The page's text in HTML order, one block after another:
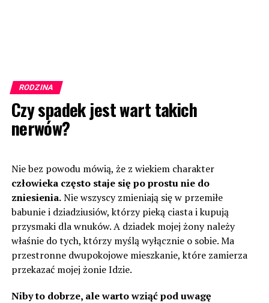
RODZINA
Czy spadek jest wart takich
nerwów?
Nie bez powodu mówią, że z wiekiem charakter
człowieka często staje się po prostu nie do
zniesienia.Nie wszyscy zmieniają się w przemiłe
babunie i dziadziusiów, którzy pieką ciasta i kupują
przysmaki dla wnuków. A dziadek mojej żony należy
właśnie do tych, którzy myślą wyłącznie o sobie. Ma
przestronne dwupokojowe mieszkanie, które zamierza
przekazać mojej żonie Idzie.
Niby to dobrze, ale warto wziąć pod uwagę